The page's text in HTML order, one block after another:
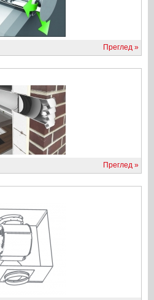
Преглед
Преглед